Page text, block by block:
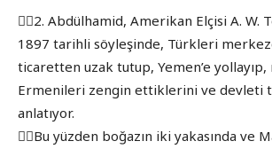
👉🏾2. Abdülhamid, Amerikan Elçisi A. W.
1897 tarihli söyleşinde, Türkleri
ticaretten uzak tutup, Yemen’e yollayıp,
Ermenileri zengin ettiklerini ve devleti
anlatıyor.
👉🏾Bu yüzden boğazın iki yakasında ve